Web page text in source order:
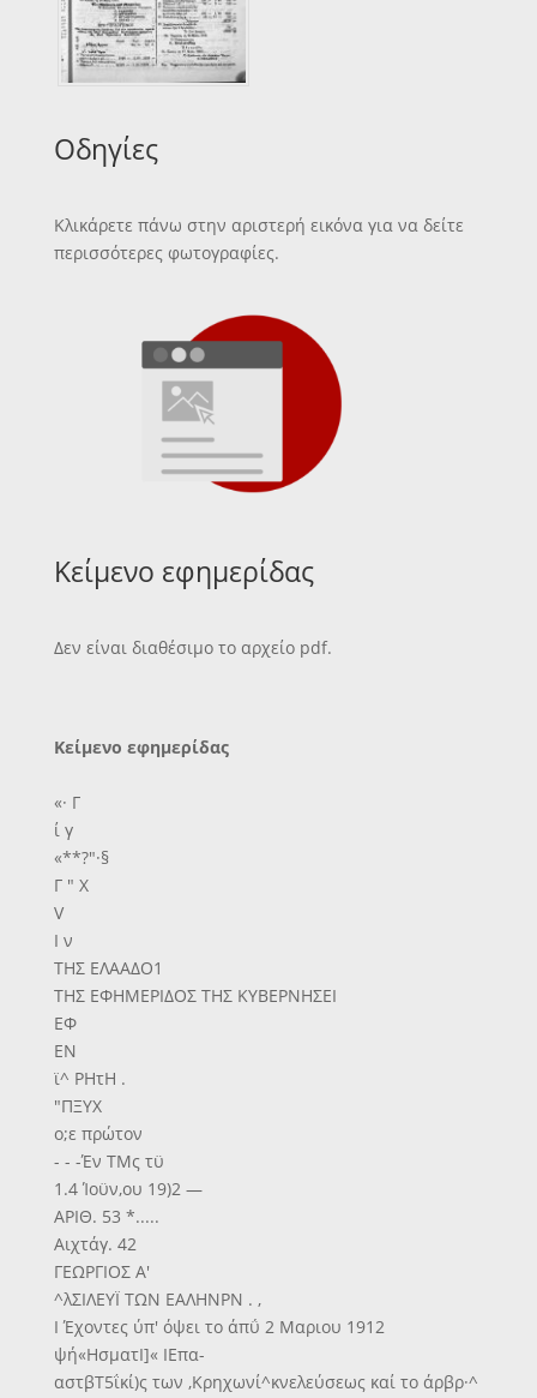
Οδηγίες
Κλικάρετε πάνω στην αριστερή εικόνα για να δείτε
περισσότερες φωτογραφίες.
Κείμενο εφημερίδας
Δεν είναι διαθέσιμο το αρχείο pdf.
Κείμενο εφημερίδας
«· Γ
ί γ
«**?"·§
Γ " Χ
V
Ι ν
ΤΗΣ ΕΛΑΑΔΟ1
ΤΗΣ ΕΦΗΜΕΡΙΔΟΣ ΤΗΣ ΚΥΒΕΡΝΗΣΕΙ
ΕΦ
ΕΝ
ϊ^ ΡΗτΗ .
"ΠΞΥΧ
ο;ε πρώτον
- - -Έν ΤΜς τϋ
1.4 Ίοϋν,ου 19)2 —
ΑΡΙΘ. 53 *.....
Αιχτάγ. 42
ΓΕΩΡΓΙΟΣ Α'
^λΣΙΛΕΥΪ ΤΩΝ ΕΑΛΗΝΡΝ . ,
Ι Έχοντες ύπ' όψει το άπΰ 2 Μαριου 1912
ψή«ΗσματΙ]« ΙΕπα-
αστβΤ5ΐκί)ς των ,Κρηχωνί^κνελεύσεως καί το άρβρ·^